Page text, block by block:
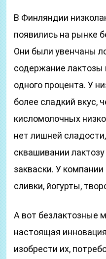
В Финляндии
появились на рынке
Они были увенчаны
содержание
одного процента. У
более сладкий вкус,
кисломолочных
нет лишней
сквашивании
закваски. У
сливки, йогурты,
А вот безлактозные
настоящая
изобрести их,